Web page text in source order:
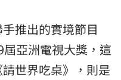
推出的實境節目
屆亞洲電視大獎，這
世界吃桌》，則是